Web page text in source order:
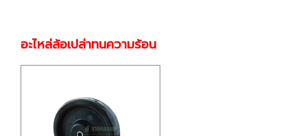
อะไหล่ล้อเปล่าทนความร้อน